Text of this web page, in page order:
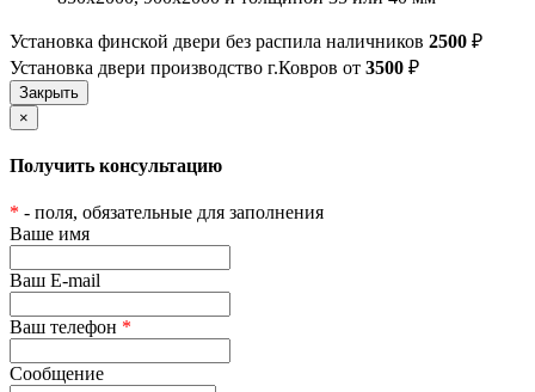
Установка финской двери без распила наличников 2500 ₽
Установка двери производство г.Ковров от 3500 ₽
×
Получить консультацию
* - поля, обязательные для заполнения
Ваше имя
Ваш E-mail
Ваш телефон *
Сообщение